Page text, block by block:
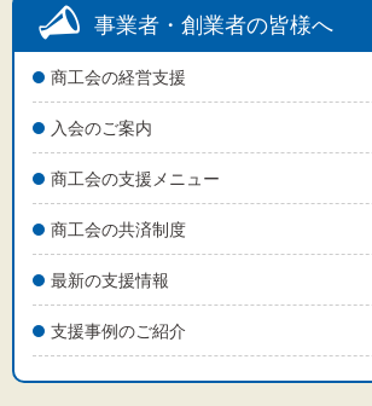
事業者・創業者の皆様へ
商工会の経営支援
入会のご案内
商工会の支援メニュー
商工会の共済制度
最新の支援情報
支援事例のご紹介